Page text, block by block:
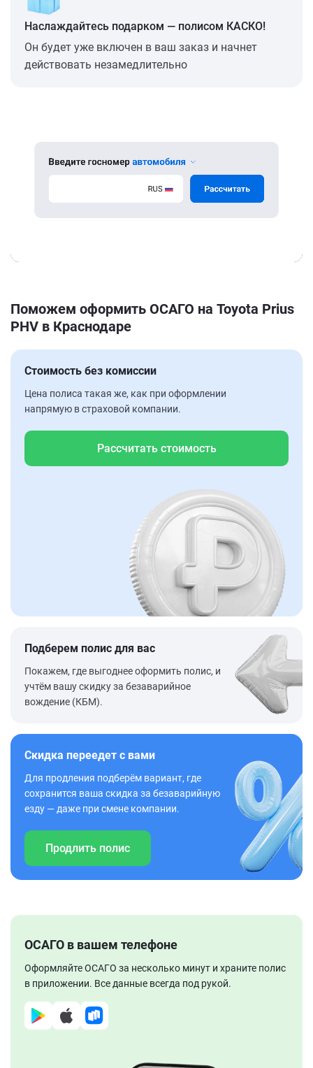
Наслаждайтесь подарком — полисом КАСКО!
Он будет уже включен в ваш заказ и начнет
действовать незамедлительно
Поможем оформить ОСАГО на Toyota Prius
PHV в Краснодаре
Стоимость без комиссии
Цена полиса такая же, как при оформлении
напрямую в страховой компании.
Рассчитать стоимость
Подберем полис для вас
Покажем, где выгоднее оформить полис, и
учтём вашу скидку за безаварийное
вождение (КБМ).
Скидка переедет с вами
Для продления подберём вариант, где
сохранится ваша скидка за безаварийную
езду — даже при смене компании.
Продлить полис
ОСАГО в вашем телефоне
Оформляйте ОСАГО за несколько минут и храните полис
в приложении. Все данные всегда под рукой.